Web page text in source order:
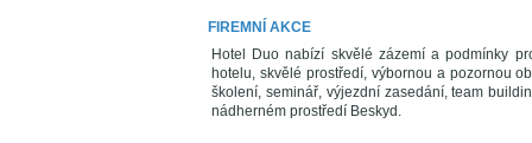
FIREMNÍ AKCE
Hotel Duo nabízí skvělé zázemí a podmínky
hotelu, skvělé prostředí, výbornou a pozornou
školení, seminář, výjezdní zasedání, team
nádherném prostředí Beskyd.